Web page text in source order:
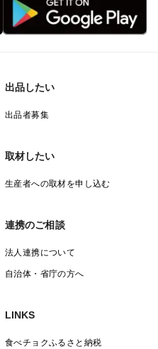
出品したい
出品者募集
取材したい
生産者への取材を申し込む
連携のご相談
法人連携について
自治体・省庁の方へ
LINKS
食べチョクふるさと納税